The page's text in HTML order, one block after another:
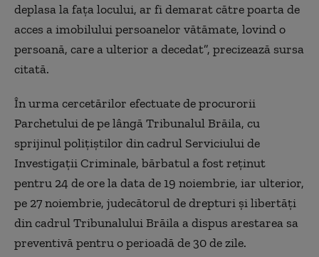
deplasa la faţa locului, ar fi demarat către poarta de
acces a imobilului persoanelor vătămate, lovind o
persoană, care a ulterior a decedat”, precizează sursa
citată.
În urma cercetărilor efectuate de procurorii
Parchetului de pe lângă Tribunalul Brăila, cu
sprijinul poliţiştilor din cadrul Serviciului de
Investigaţii Criminale, bărbatul a fost reţinut
pentru 24 de ore la data de 19 noiembrie, iar ulterior,
pe 27 noiembrie, judecătorul de drepturi şi libertăţi
din cadrul Tribunalului Brăila a dispus arestarea sa
preventivă pentru o perioadă de 30 de zile.